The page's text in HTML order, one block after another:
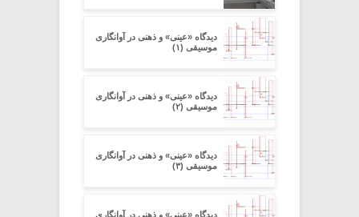
دیدگاه «عینی» و ذهنی در آوانگاری
موسیقی (۱)
دیدگاه «عینی» و ذهنی در آوانگاری
موسیقی (۲)
دیدگاه «عینی» و ذهنی در آوانگاری
موسیقی (۳)
دیدگاه «عینی» و ذهنی در آوانگاری